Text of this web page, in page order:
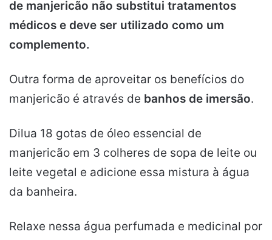
de manjericão não substitui tratamentos
médicos e deve ser utilizado como um
complemento.
Outra forma de aproveitar os benefícios do
manjericão é através de banhos de imersão.
Dilua 18 gotas de óleo essencial de
manjericão em 3 colheres de sopa de leite ou
leite vegetal e adicione essa mistura à água
da banheira.
Relaxe nessa água perfumada e medicinal por